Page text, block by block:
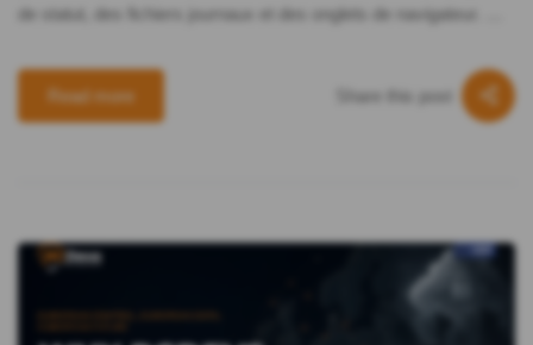
de statut, des fichiers journaux et des onglets de navigateur. …
Read more Share this post